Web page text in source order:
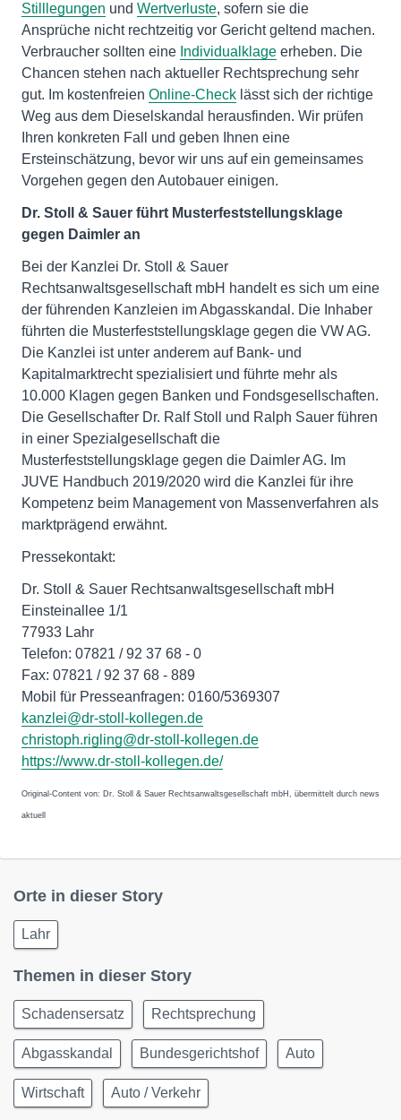
Stilllegungen und Wertverluste, sofern sie die
Ansprüche nicht rechtzeitig vor Gericht geltend machen.
Verbraucher sollten eine Individualklage erheben. Die
Chancen stehen nach aktueller Rechtsprechung sehr
gut. Im kostenfreien Online-Check lässt sich der richtige
Weg aus dem Dieselskandal herausfinden. Wir prüfen
Ihren konkreten Fall und geben Ihnen eine
Ersteinschätzung, bevor wir uns auf ein gemeinsames
Vorgehen gegen den Autobauer einigen.
Dr. Stoll & Sauer führt Musterfeststellungsklage
gegen Daimler an
Bei der Kanzlei Dr. Stoll & Sauer
Rechtsanwaltsgesellschaft mbH handelt es sich um eine
der führenden Kanzleien im Abgasskandal. Die Inhaber
führten die Musterfeststellungsklage gegen die VW AG.
Die Kanzlei ist unter anderem auf Bank- und
Kapitalmarktrecht spezialisiert und führte mehr als
10.000 Klagen gegen Banken und Fondsgesellschaften.
Die Gesellschafter Dr. Ralf Stoll und Ralph Sauer führen
in einer Spezialgesellschaft die
Musterfeststellungsklage gegen die Daimler AG. Im
JUVE Handbuch 2019/2020 wird die Kanzlei für ihre
Kompetenz beim Management von Massenverfahren als
marktprägend erwähnt.
Pressekontakt:
Dr. Stoll & Sauer Rechtsanwaltsgesellschaft mbH
Einsteinallee 1/1
77933 Lahr
Telefon: 07821 / 92 37 68 - 0
Fax: 07821 / 92 37 68 - 889
Mobil für Presseanfragen: 0160/5369307
kanzlei@dr-stoll-kollegen.de
christoph.rigling@dr-stoll-kollegen.de
https://www.dr-stoll-kollegen.de/
Original-Content von: Dr. Stoll & Sauer Rechtsanwaltsgesellschaft mbH, übermittelt durch news
aktuell
Orte in dieser Story
Lahr
Themen in dieser Story
Schadensersatz Rechtsprechung
Abgasskandal Bundesgerichtshof Auto
Wirtschaft Auto / Verkehr